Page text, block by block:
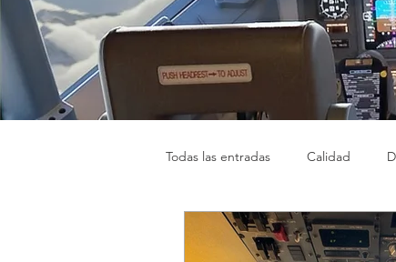
Todas las entradas Calidad
Formación Safety